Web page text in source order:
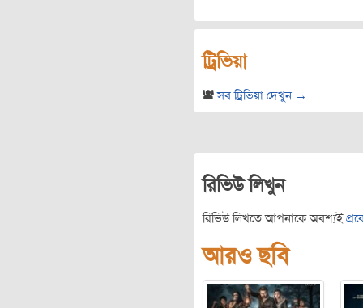
ট্রিভিয়া
সব ট্রিভিয়া দেখুন →
রিভিউ লিখুন
রিভিউ লিখতে আপনাকে অবশ্যই
আরও ছবি